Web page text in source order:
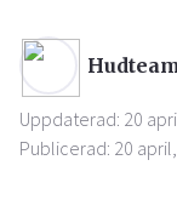
Uppdaterad: 20
Publicerad: 20